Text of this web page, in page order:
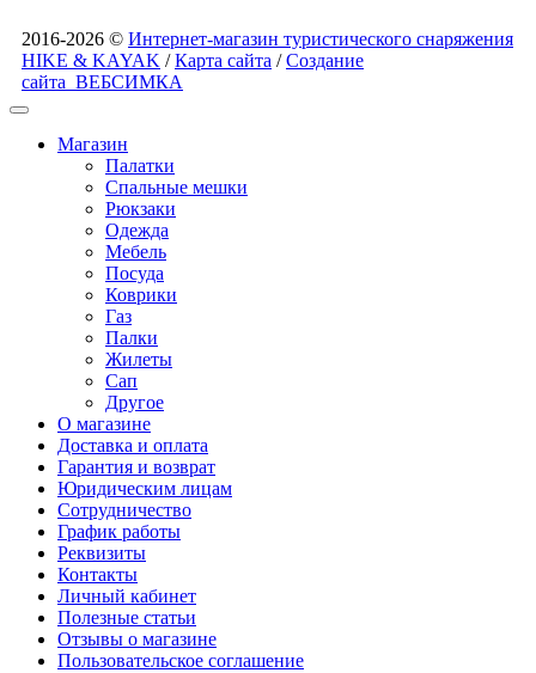
2016-2026 © Интернет-магазин туристического снаряжения
HIKE & KAYAK /Карта сайта /Создание
сайта ВЕБСИМКА
Магазин
Палатки
Спальные мешки
Рюкзаки
Одежда
Мебель
Посуда
Коврики
Газ
Палки
Жилеты
Сап
Другое
О магазине
Доставка и оплата
Гарантия и возврат
Юридическим лицам
Сотрудничество
График работы
Реквизиты
Контакты
Личный кабинет
Полезные статьи
Отзывы о магазине
Пользовательское соглашение